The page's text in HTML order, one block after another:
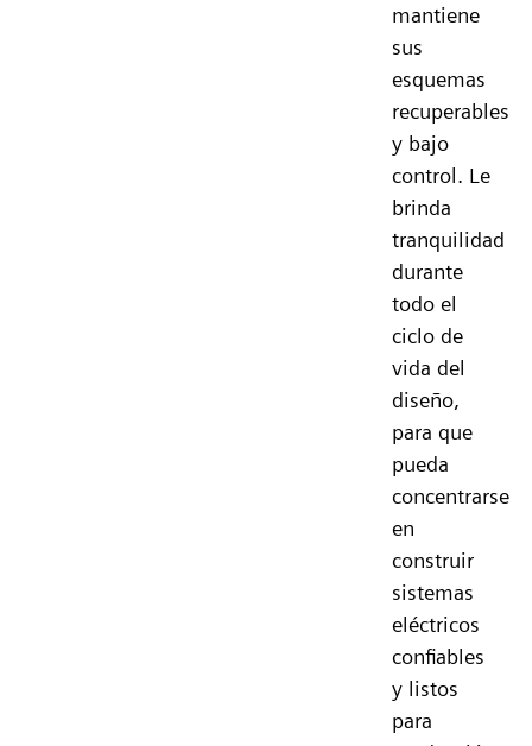
mantiene
sus
esquemas
recuperables
y bajo
control. Le
brinda
tranquilidad
durante
todo el
ciclo de
vida del
diseño,
para que
pueda
concentrarse
en
construir
sistemas
eléctricos
confiables
y listos
para